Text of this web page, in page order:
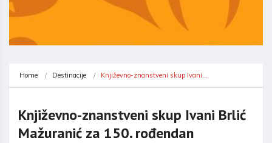
Home Destinacije Književno-znanstveni skup Ivani…
Književno-znanstveni skup Ivani Brlić
Mažuranić za 150. rođendan